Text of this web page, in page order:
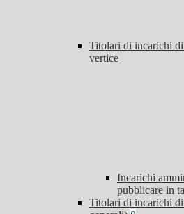
Titolari di incarichi
vertice
Incarichi
pubblicare in
Titolari di incarichi